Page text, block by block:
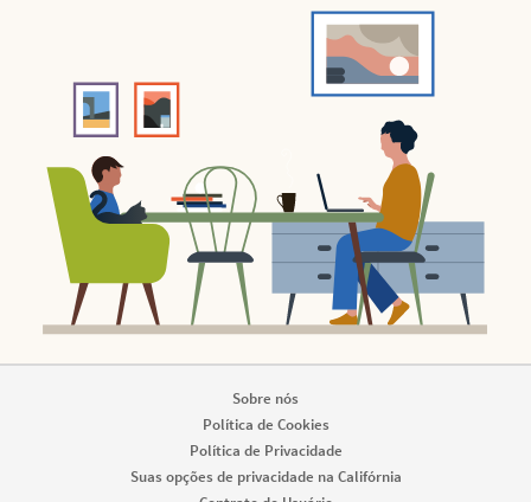
Sobre nós
Política de Cookies
Política de Privacidade
Suas opções de privacidade na Califórnia